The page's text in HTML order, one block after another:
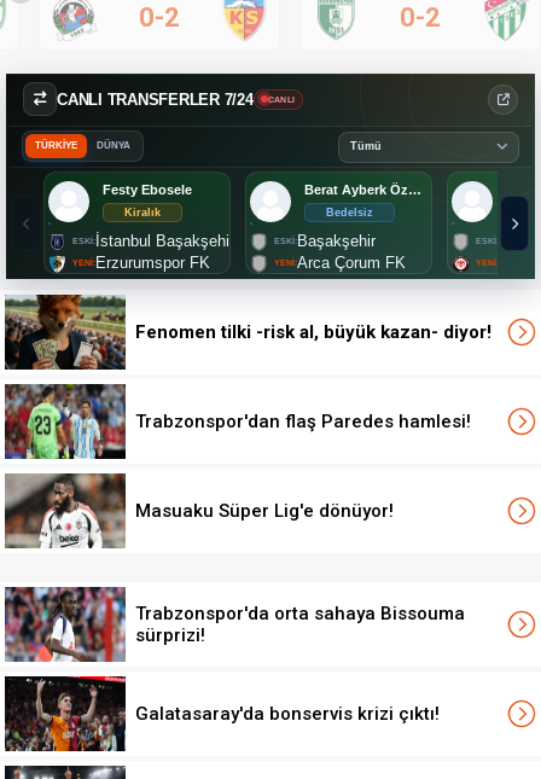
0-2 0-2
CANLI TRANSFERLER 7/24 CANLI
TÜRKİYE DÜNYA
Festy Ebosele
Kiralık
İstanbul Başakşehir
Erzurumspor FK
Berat Ayberk Özdemir
Bedelsiz
Başakşehir
Arca Çorum FK
Fenomen tilki -risk al, büyük kazan- diyor!
Trabzonspor'dan flaş Paredes hamlesi!
Masuaku Süper Lig'e dönüyor!
Trabzonspor'da orta sahaya Bissouma
sürprizi!
Galatasaray'da bonservis krizi çıktı!